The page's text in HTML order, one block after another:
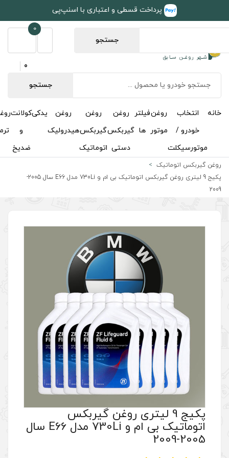
و اعتباری با اسنپ‌پی
جستجو
روغن
دستی
روغن
گیربکس
اتوماتیک
روغن
هیدرولیک
یدکی کولانت
و
ضدیخ
روغن
ترمز
مکمل
و
اکتان
خوشبوکنندهدربارهتماس
با ما
پکیج 9 لیتری روغن گیربکس اتوماتیک بی ام و 730Li مدل E66 سال 2005-
روغن گیربکس
اتوماتیک بی ام و 730Li مدل E66 سال